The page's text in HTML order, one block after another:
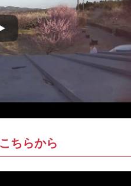
ちらから